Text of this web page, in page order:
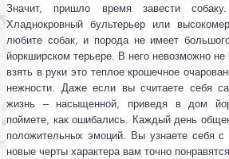
Значит, пришло время завести
Хладнокровный бультерьер или
любите собак, и порода не имеет
йоркширском терьере. В него невозможно
взять в руки это теплое крошечное
нежности. Даже если вы считаете себя
жизнь – насыщенной, приведя в дом
поймете, как ошибались. Каждый день
положительных эмоций. Вы узнаете себя
новые черты характера вам точно